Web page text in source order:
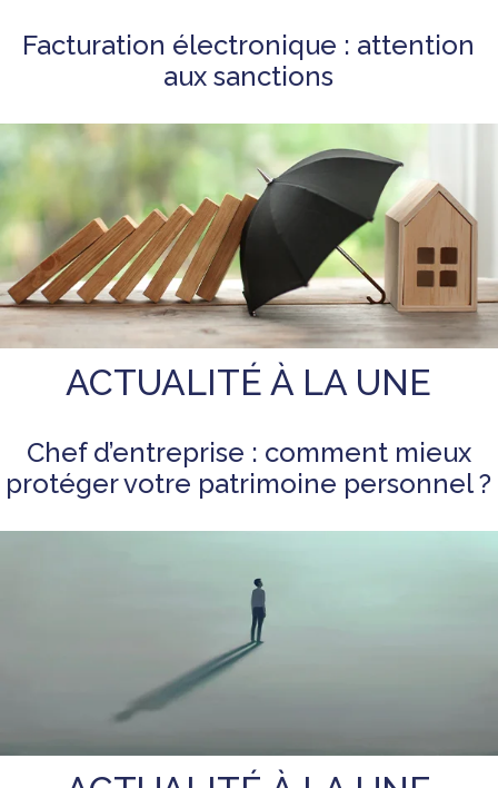
Facturation électronique : attention
aux sanctions
ACTUALITÉ À LA UNE
Chef d’entreprise : comment mieux
protéger votre patrimoine personnel ?